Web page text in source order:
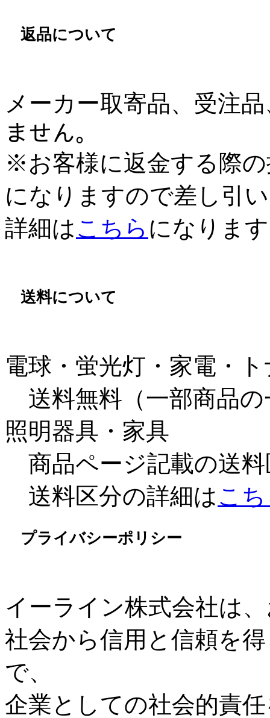
返品について
メーカー取寄品、受注
ません。
※お客様に返金する際
になりますので差し引
詳細はこちら になりま
送料について
電球・蛍光灯・家電・
送料無料（一部商品の
照明器具・家具
商品ページ記載の送
送料区分の詳細はこ
プライバシーポリシー
イーライン株式会社は
社会から信用と信頼を
で、
企業としての社会的責